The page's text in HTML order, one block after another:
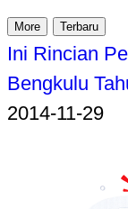
More Terbaru
Ini Rincian
Bengkulu
2014-11-29